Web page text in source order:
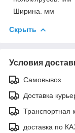
Ширина. мм
Скрыть
Условия
Самовывоз
Доставка
Транспортная
доставка по